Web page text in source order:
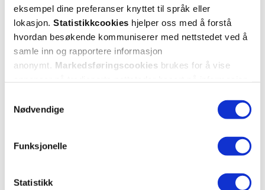
eksempel dine preferanser knyttet til språk eller
lokasjon. Statistikkcookies hjelper oss med å forstå
hvordan besøkende kommuniserer med nettstedet ved å
samle inn og rapportere informasjon
anonymt. Markedsføringscookies brukes for å vise
Nødvendige
Funksjonelle
Statistikk
3 stjerner
2 stjerner
1 stjerne